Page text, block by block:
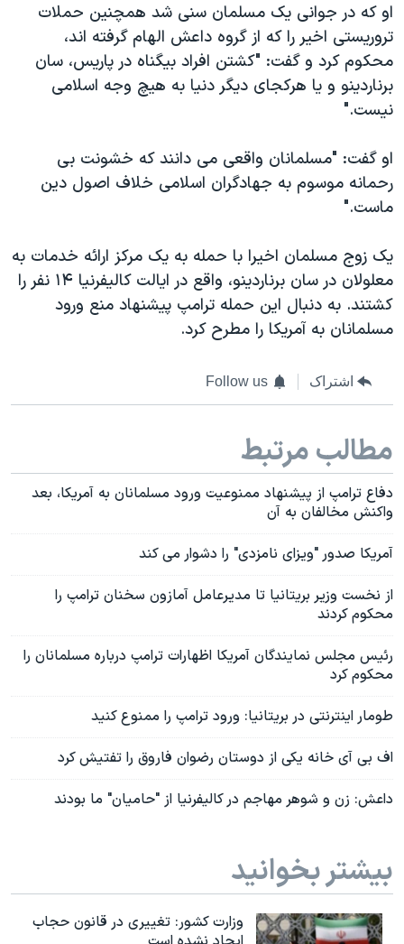
او که در جوانی یک مسلمان سنی شد همچنین حملات
تروریستی اخیر را که از گروه داعش الهام گرفته اند،
محکوم کرد و گفت: "کشتن افراد بیگناه در پاریس، سان
برناردینو و یا هرکجای دیگر دنیا به هیچ وجه اسلامی
نیست."
او گفت: "مسلمانان واقعی می دانند که خشونت بی
رحمانه موسوم به جهادگران اسلامی خلاف اصول دین
ماست."
یک زوج مسلمان اخیرا با حمله به یک مرکز ارائه خدمات به
معلولان در سان برناردینو، واقع در ایالت کالیفرنیا ۱۴ نفر را
کشتند. به دنبال این حمله ترامپ پیشنهاد منع ورود
مسلمانان به آمریکا را مطرح کرد.
اشتراک Follow us
مطالب مرتبط
دفاع ترامپ از پیشنهاد ممنوعیت ورود مسلمانان به آمریکا، بعد
واکنش مخالفان به آن
آمریکا صدور "ویزای نامزدی" را دشوار می کند
از نخست وزیر بریتانیا تا مدیرعامل آمازون سخنان ترامپ را
محکوم کردند
رئیس مجلس نمایندگان آمریکا اظهارات ترامپ درباره مسلمانان را
محکوم کرد
طومار اینترنتی در بریتانیا: ورود ترامپ را ممنوع کنید
اف بی آی خانه یکی از دوستان رضوان فاروق را تفتیش کرد
داعش: زن و شوهر مهاجم در کالیفرنیا از "حامیان" ما بودند
بیشتر بخوانید
وزارت کشور: تغییری در قانون حجاب